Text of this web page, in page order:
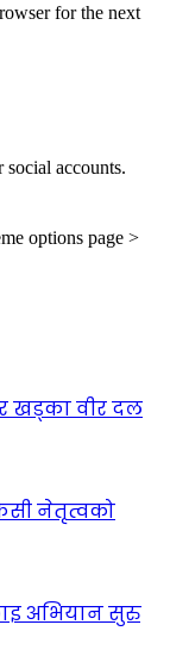
for the next
accounts.
options page >
खड्का वीर दल
नेतृत्वको
अभियान सुरु